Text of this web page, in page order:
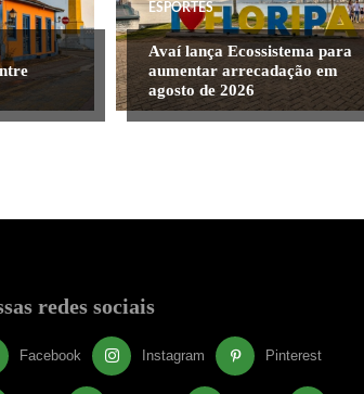
ESPORTES
Avaí lança Ecossistema para
aumentar arrecadação em
agosto de 2026
redes sociais
Facebook Instagram Pinterest